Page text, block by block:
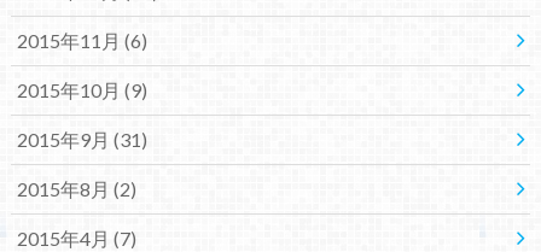
2015年11月 (6)
2015年10月 (9)
2015年9月 (31)
2015年8月 (2)
2015年4月 (7)